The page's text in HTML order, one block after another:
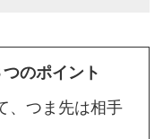
のポイント
、つま先は相手